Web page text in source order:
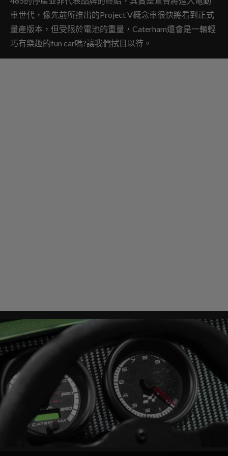
車世代，像先前所推出的Project V概念車很快將看到正式
量產版本，但受限於電池的重量，Caterham還會是一輛輕
巧有樂趣的fun car嗎?讓我們拭目以待。